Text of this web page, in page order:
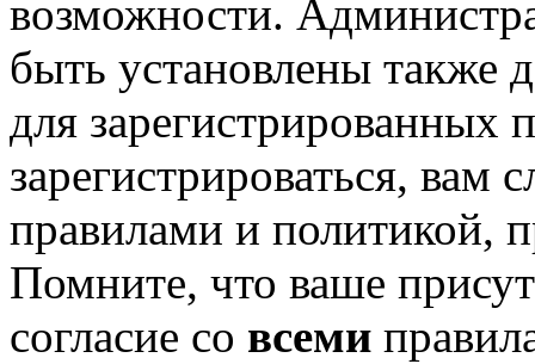
возможности.
быть установлены также
для зарегистрированных
зарегистрироваться, вам
правилами и политикой,
Помните, что ваше
согласие со всеми